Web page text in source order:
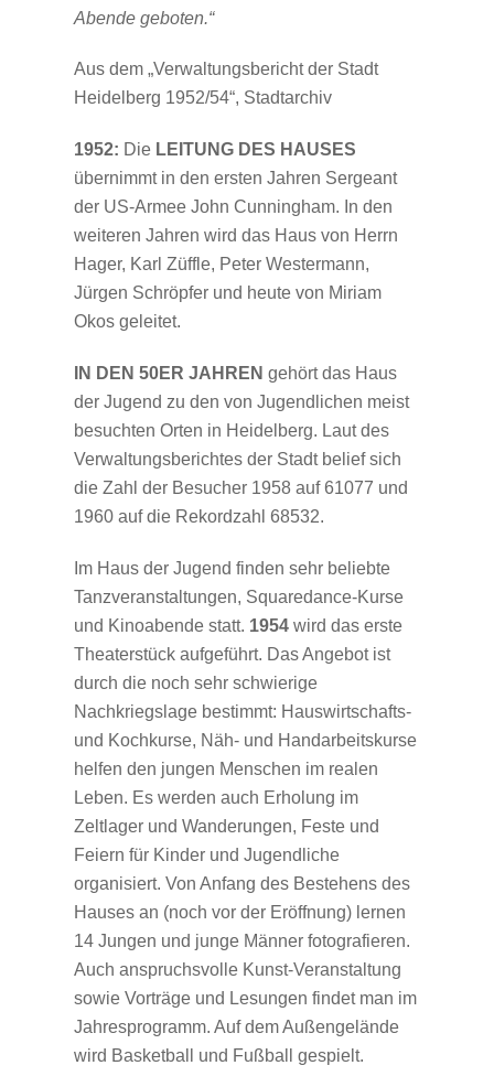
Abende geboten.“
Aus dem „Verwaltungsbericht der Stadt
Heidelberg 1952/54“, Stadtarchiv
1952: Die LEITUNG DES HAUSES
übernimmt in den ersten Jahren Sergeant
der US-Armee John Cunningham. In den
weiteren Jahren wird das Haus von Herrn
Hager, Karl Züffle, Peter Westermann,
Jürgen Schröpfer und heute von Miriam
Okos geleitet.
IN DEN 50ER JAHREN gehört das Haus
der Jugend zu den von Jugendlichen meist
besuchten Orten in Heidelberg. Laut des
Verwaltungsberichtes der Stadt belief sich
die Zahl der Besucher 1958 auf 61077 und
1960 auf die Rekordzahl 68532.
Im Haus der Jugend finden sehr beliebte
Tanzveranstaltungen, Squaredance-Kurse
und Kinoabende statt. 1954 wird das erste
Theaterstück aufgeführt. Das Angebot ist
durch die noch sehr schwierige
Nachkriegslage bestimmt: Hauswirtschafts-
und Kochkurse, Näh- und Handarbeitskurse
helfen den jungen Menschen im realen
Leben. Es werden auch Erholung im
Zeltlager und Wanderungen, Feste und
Feiern für Kinder und Jugendliche
organisiert. Von Anfang des Bestehens des
Hauses an (noch vor der Eröffnung) lernen
14 Jungen und junge Männer fotografieren.
Auch anspruchsvolle Kunst-Veranstaltung
sowie Vorträge und Lesungen findet man im
Jahresprogramm. Auf dem Außengelände
wird Basketball und Fußball gespielt.